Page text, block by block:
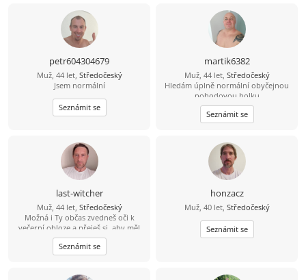
si budeme rozumět, všechno ostatní
přijde samo
petr604304679
Muž, 44 let, Středočeský
Jsem normální
Seznámit se
martik6382
Muž, 44 let, Středočeský
Hledám úplně normální obyčejnou
pohodovou holku
Seznámit se
last-witcher
Muž, 44 let, Středočeský
Možná i Ty občas zvedneš oči k
večerní obloze a přeješ si, aby měl
někdo radost z každého dne, který s
Tebou může sdílet. Právě Tebe bych
rád poznal.
Seznámit se
honzacz
Muž, 40 let, Středočeský
Seznámit se